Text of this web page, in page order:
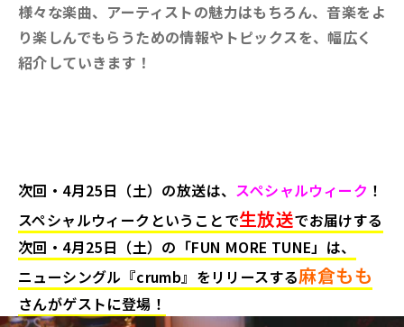
様々な楽曲、アーティストの魅力はもちろん、音楽をよ
り楽しんでもらうための情報やトピックスを、幅広く
紹介していきます！
次回・4月25日（土）の放送は、 スペシャルウィーク ！
スペシャルウィークということで生放送でお届けする
次回・4月25日（土）の「FUN MORE TUNE」は、
ニューシングル『crumb』をリリースする麻倉もも
さんがゲストに登場 ！